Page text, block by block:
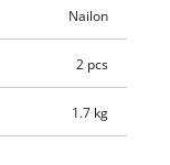
y rápido del
se puede ajustar
como máximo
Nailon
2 pcs
1.7 kg